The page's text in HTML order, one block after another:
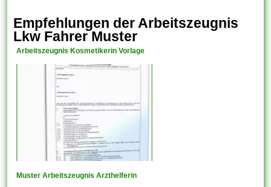
Empfehlungen der Arbeitszeugnis
Lkw Fahrer Muster
Arbeitszeugnis Kosmetikerin Vorlage
Muster Arbeitszeugnis Arzthelferin